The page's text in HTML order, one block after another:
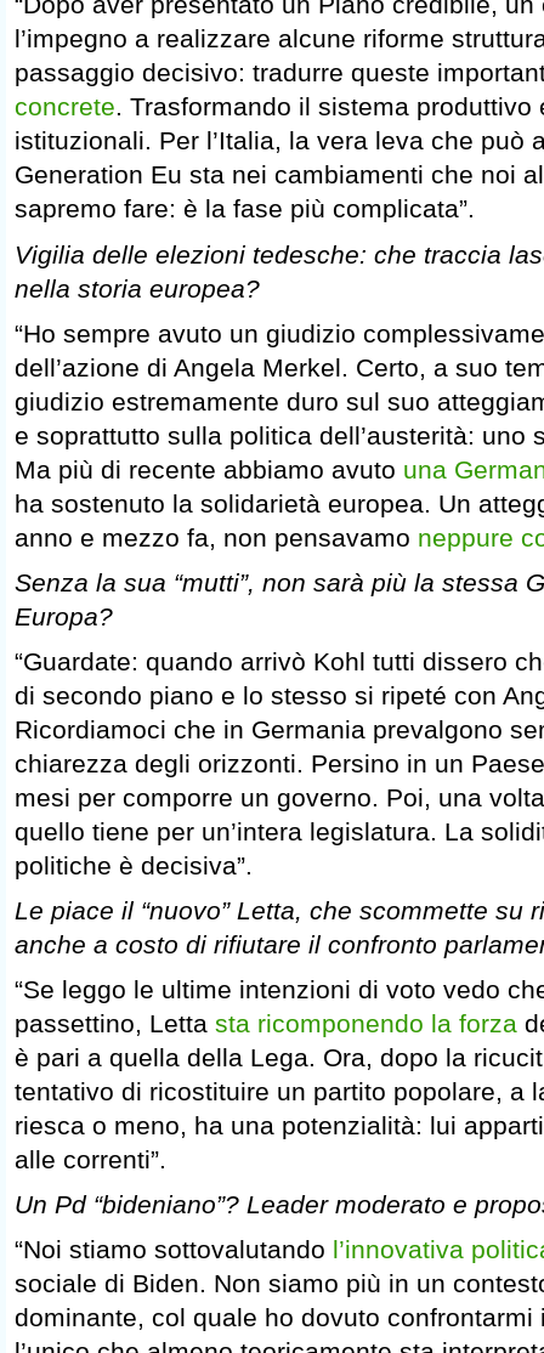
l’impegno a realizzare alcune riforme
passaggio decisivo: tradurre queste
concrete. Trasformando il sistema produttivo
istituzionali. Per l’Italia, la vera leva che può
Generation Eu sta nei cambiamenti che noi
sapremo fare: è la fase più complicata”.
Vigilia delle elezioni tedesche: che traccia
nella storia europea?
“Ho sempre avuto un giudizio
dell’azione di Angela Merkel. Certo, a suo
giudizio estremamente duro sul suo
e soprattutto sulla politica dell’austerità: uno
Ma più di recente abbiamo avuto una
ha sostenuto la solidarietà europea. Un
anno e mezzo fa, non pensavamo neppure
Senza la sua “mutti”, non sarà più la stessa
Europa?
“Guardate: quando arrivò Kohl tutti dissero
di secondo piano e lo stesso si ripeté con
Ricordiamoci che in Germania prevalgono
chiarezza degli orizzonti. Persino in un
mesi per comporre un governo. Poi, una
quello tiene per un’intera legislatura. La
politiche è decisiva”.
Le piace il “nuovo” Letta, che scommette su
anche a costo di rifiutare il confronto
“Se leggo le ultime intenzioni di voto vedo
passettino, Letta sta ricomponendo la forza
è pari a quella della Lega. Ora, dopo la
tentativo di ricostituire un partito popolare, a
riesca o meno, ha una potenzialità: lui
alle correnti”.
Un Pd “bideniano”? Leader moderato e
“Noi stiamo sottovalutando l’innovativa
sociale di Biden. Non siamo più in un
dominante, col quale ho dovuto confrontarmi